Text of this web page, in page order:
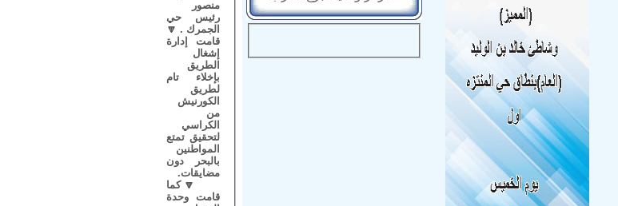
منصور
رئيس حي
الجمرك . 🔽
قامت إدارة
إشغال
الطريق
بإخلاء تام
لطريق
الكورنيش
من
الكراسي
لتحقيق تمتع
المواطنين
بالبحر دون
مضايقات.
🔽 كما
قامت وحدة